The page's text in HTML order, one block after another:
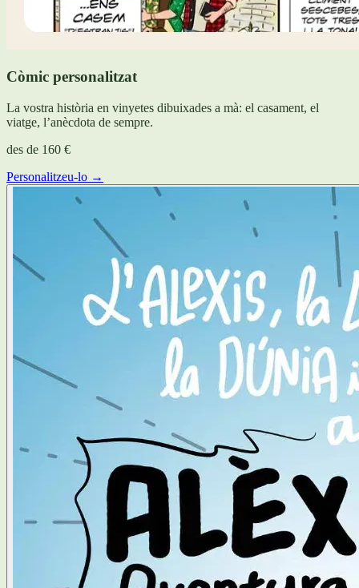
Còmic personalitzat
La vostra història en vinyetes dibuixades a mà: el casament, el
viatge, l’anècdota de sempre.
des de 160 €
Personalitzeu-lo →